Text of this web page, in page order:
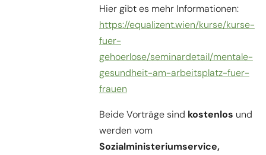
Hier gibt es mehr Informationen:
https://equalizent.wien/kurse/kurse-
fuer-
gehoerlose/seminardetail/mentale-
gesundheit-am-arbeitsplatz-fuer-
frauen
Beide Vorträge sind kostenlos und
werden vom
Sozialministeriumservice,